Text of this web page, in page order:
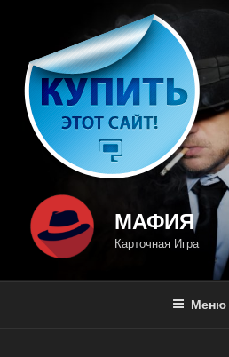
содержимому
МАФИЯ
Карточная Игра
Меню